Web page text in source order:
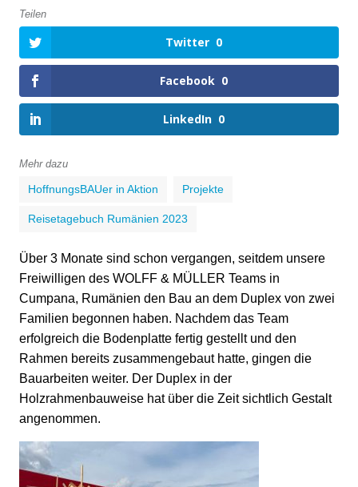
Teilen
Twitter 0
Facebook 0
LinkedIn 0
Mehr dazu
HoffnungsBAUer in Aktion Projekte
Reisetagebuch Rumänien 2023
Über 3 Monate sind schon vergangen, seitdem unsere
Freiwilligen des WOLFF & MÜLLER Teams in
Cumpana, Rumänien den Bau an dem Duplex von zwei
Familien begonnen haben. Nachdem das Team
erfolgreich die Bodenplatte fertig gestellt und den
Rahmen bereits zusammengebaut hatte, gingen die
Bauarbeiten weiter. Der Duplex in der
Holzrahmenbauweise hat über die Zeit sichtlich Gestalt
angenommen.